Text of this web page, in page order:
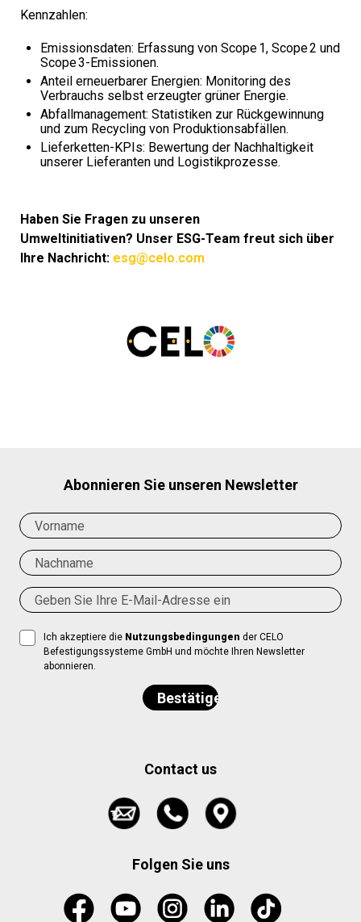
Kennzahlen:
Emissionsdaten: Erfassung von Scope 1, Scope 2 und
Scope 3-Emissionen.
Anteil erneuerbarer Energien: Monitoring des
Verbrauchs selbst erzeugter grüner Energie.
Abfallmanagement: Statistiken zur Rückgewinnung
und zum Recycling von Produktionsabfällen.
Lieferketten-KPIs: Bewertung der Nachhaltigkeit
unserer Lieferanten und Logistikprozesse.
Haben Sie Fragen zu unseren
Umweltinitiativen? Unser ESG-Team freut sich über
Ihre Nachricht: esg@celo.com
Abonnieren Sie unseren Newsletter
Ich akzeptiere dieNutzungsbedingungen der CELO
Befestigungssysteme GmbH und möchte Ihren Newsletter
abonnieren.
Contact us
Folgen Sie uns